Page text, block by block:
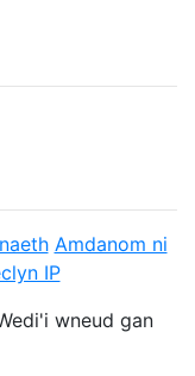
Amdanom ni
IP
wneud gan